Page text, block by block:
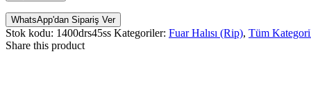
WhatsApp'dan Sipariş Ver
Stok kodu: 1400drs45ss Kategoriler: Fuar Halısı (Rip), Tüm
Share this product